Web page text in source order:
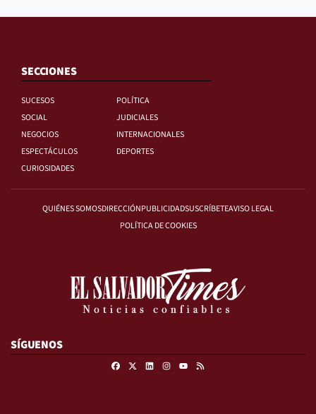
SECCIONES
SUCESOS
POLÍTICA
SOCIAL
JUDICIALES
NEGOCIOS
INTERNACIONALES
ESPECTÁCULOS
DEPORTES
CURIOSIDADES
QUIÉNES SOMOSDIRECCIÓNPUBLICIDADSUSCRÍBETEAVISO LEGAL
POLÍTICA DE COOKIES
SÍGUENOS
FacebookLinkedinInstagram